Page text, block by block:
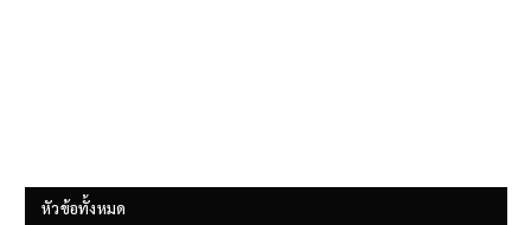
หัวข้อทั้งหมด